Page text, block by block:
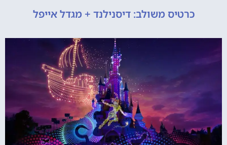
כרטיס משולב: דיסנילנד + מגדל אייפל